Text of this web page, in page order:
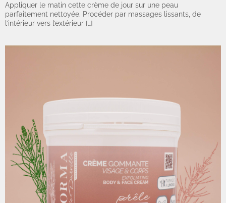
Appliquer le matin cette crème de jour sur une peau
parfaitement nettoyée. Procéder par massages lissants, de
l’intérieur vers l’extérieur […]